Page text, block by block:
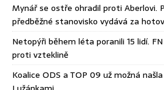
Mynář se ostře ohradil proti Aberlovi.
předběžné stanovisko vydává za
Netopýři během léta poranili 15 lidí.
proti vzteklině
Koalice ODS a TOP 09 už možná